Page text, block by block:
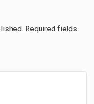
Required fields